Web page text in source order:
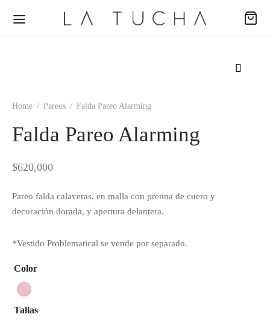
Home / Pareos / Falda Pareo Alarming
Falda Pareo Alarming
$620,000
Pareo falda calaveras, en malla con pretina de cuero y
decoración dorada, y apertura delantera.
*Vestido Problematical se vende por separado.
Color
Tallas
Dreams